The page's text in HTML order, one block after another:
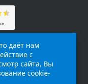
даёт нам
с
сайта, Вы
cookie-